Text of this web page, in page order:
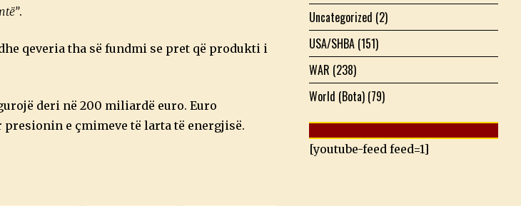
.
qeveria tha së fundmi se pret që produkti i
deri në 200 miliardë euro. Euro
e çmimeve të larta të energjisë.
Uncategorized (2)
USA/SHBA (151)
WAR (238)
World (Bota) (79)
[youtube-feed feed=1]